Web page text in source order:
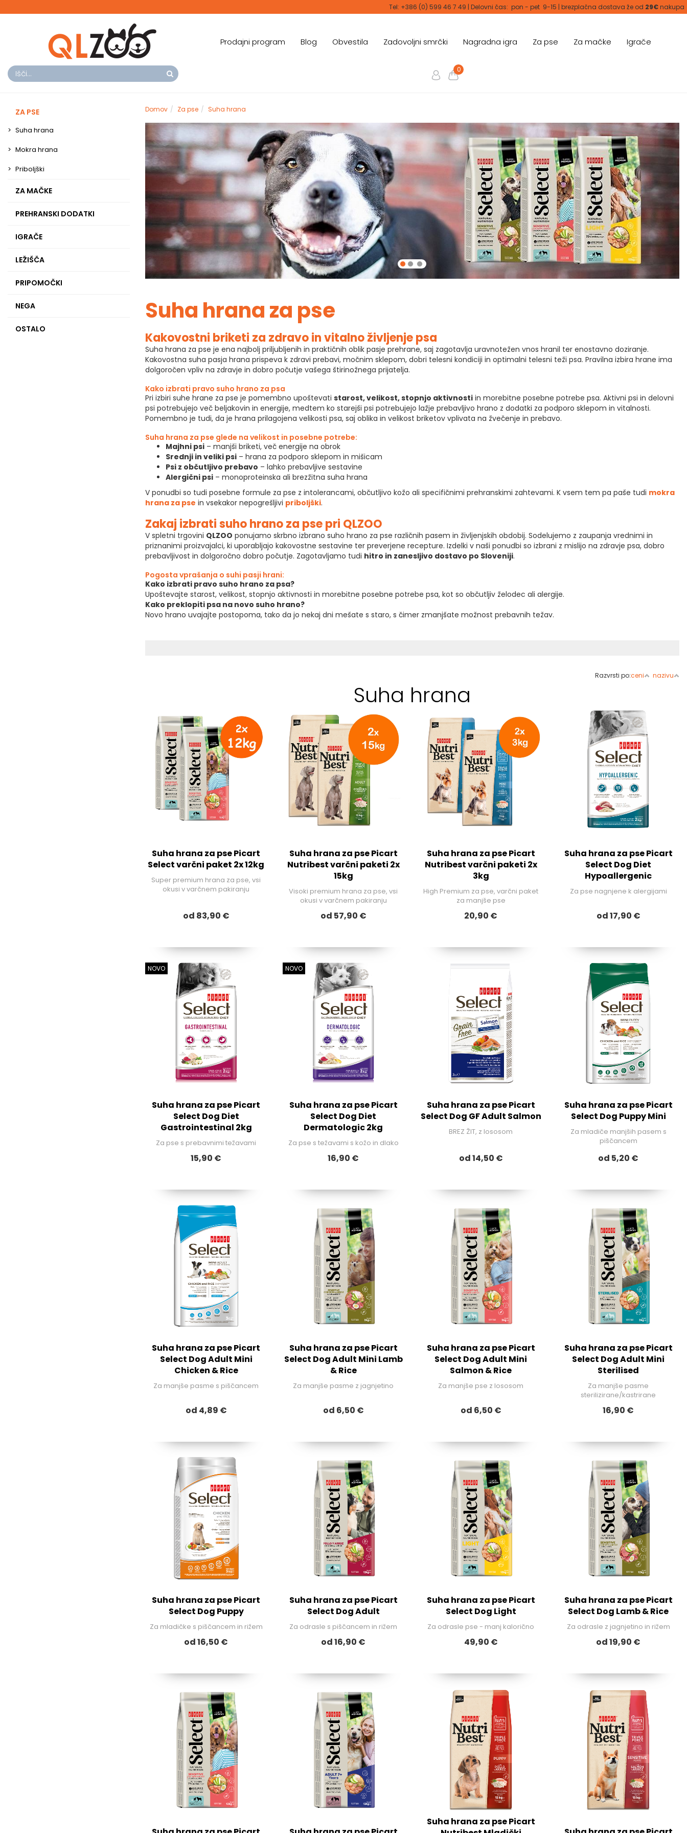
Tel: +386 (0) 599 46 7 49 | Delovni čas: pon - pet 9-15 | brezplačna dostava že od 29€nakupa
Prodajni program Blog Obvestila Zadovoljni smrčki Nagradna igra Za pse Za mačke Igrače
0
ZA PSE
Suha hrana
Mokra hrana
Priboljški
ZA MAČKE
PREHRANSKI DODATKI
IGRAČE
LEŽIŠČA
PRIPOMOČKI
NEGA
OSTALO
Domov Za pse Suha hrana
Suha hrana za pse
Kakovostni briketi za zdravo in vitalno življenje psa
Suha hrana za pse je ena najbolj priljubljenih in praktičnih oblik pasje prehrane, saj zagotavlja uravnotežen vnos hranil ter enostavno doziranje.
Kakovostna suha pasja hrana prispeva k zdravi prebavi, močnim sklepom, dobri telesni kondiciji in optimalni telesni teži psa. Pravilna izbira hrane ima
dolgoročen vpliv na zdravje in dobro počutje vašega štirinožnega prijatelja.
Kako izbrati pravo suho hrano za psa
Pri izbiri suhe hrane za pse je pomembno upoštevati starost, velikost, stopnjo aktivnostiin morebitne posebne potrebe psa. Aktivni psi in delovni
psi potrebujejo več beljakovin in energije, medtem ko starejši psi potrebujejo lažje prebavljivo hrano z dodatki za podporo sklepom in vitalnosti.
Pomembno je tudi, da je hrana prilagojena velikosti psa, saj oblika in velikost briketov vplivata na žvečenje in prebavo.
Suha hrana za pse glede na velikost in posebne potrebe:
Majhni psi– manjši briketi, več energije na obrok
Srednji in veliki psi– hrana za podporo sklepom in mišicam
Psi z občutljivo prebavo – lahko prebavljive sestavine
Alergični psi– monoproteinska ali brezžitna suha hrana
V ponudbi so tudi posebne formule za pse z intolerancami, občutljivo kožo ali specifičnimi prehranskimi zahtevami. K vsem tem pa paše tudi mokra
hrana za pse in vsekakor nepogrešljivi priboljški.
Zakaj izbrati suho hrano za pse pri QLZOO
V spletni trgovini QLZOO ponujamo skrbno izbrano suho hrano za pse različnih pasem in življenjskih obdobij. Sodelujemo z zaupanja vrednimi in
priznanimi proizvajalci, ki uporabljajo kakovostne sestavine ter preverjene recepture. Izdelki v naši ponudbi so izbrani z mislijo na zdravje psa, dobro
prebavljivost in dolgoročno dobro počutje. Zagotavljamo tudi hitro in zanesljivo dostavo po Sloveniji.
Pogosta vprašanja o suhi pasji hrani:
Kako izbrati pravo suho hrano za psa?
Upoštevajte starost, velikost, stopnjo aktivnosti in morebitne posebne potrebe psa, kot so občutljiv želodec ali alergije.
Kako preklopiti psa na novo suho hrano?
Novo hrano uvajajte postopoma, tako da jo nekaj dni mešate s staro, s čimer zmanjšate možnost prebavnih težav.
Razvrsti po:ceni nazivu
Suha hrana
Suha hrana za pse Picart
Select varčni paket 2x 12kg
Super premium hrana za pse, vsi
okusi v varčnem pakiranju
od 83,90 €
Suha hrana za pse Picart
Nutribest varčni paketi 2x
15kg
Visoki premium hrana za pse, vsi
okusi v varčnem pakiranju
od 57,90 €
Suha hrana za pse Picart
Nutribest varčni paketi 2x
3kg
High Premium za pse, varčni paket
za manjše pse
20,90 €
Suha hrana za pse Picart
Select Dog Diet
Hypoallergenic
Za pse nagnjene k alergijami
od 17,90 €
NOVO
Suha hrana za pse Picart
Select Dog Diet
Gastrointestinal 2kg
Za pse s prebavnimi težavami
15,90 €
NOVO
Suha hrana za pse Picart
Select Dog Diet
Dermatologic 2kg
Za pse s težavami s kožo in dlako
16,90 €
Suha hrana za pse Picart
Select Dog GF Adult Salmon
BREZ ŽIT, z lososom
od 14,50 €
Suha hrana za pse Picart
Select Dog Puppy Mini
Za mladiče manjših pasem s
piščancem
od 5,20 €
Suha hrana za pse Picart
Select Dog Adult Mini
Chicken & Rice
Za manjše pasme s piščancem
od 4,89 €
Suha hrana za pse Picart
Select Dog Adult Mini Lamb
& Rice
Za manjše pasme z jagnjetino
od 6,50 €
Suha hrana za pse Picart
Select Dog Adult Mini
Salmon & Rice
Za manjše pse z lososom
od 6,50 €
Suha hrana za pse Picart
Select Dog Adult Mini
Sterilised
Za manjše pasme
sterilizirane/kastrirane
16,90 €
Suha hrana za pse Picart
Select Dog Puppy
Za mladičke s piščancem in rižem
od 16,50 €
Suha hrana za pse Picart
Select Dog Adult
Za odrasle s piščancem in rižem
od 16,90 €
Suha hrana za pse Picart
Select Dog Light
Za odrasle pse - manj kalorično
49,90 €
Suha hrana za pse Picart
Select Dog Lamb & Rice
Za odrasle z jagnjetino in rižem
od 19,90 €
Suha hrana za pse Picart